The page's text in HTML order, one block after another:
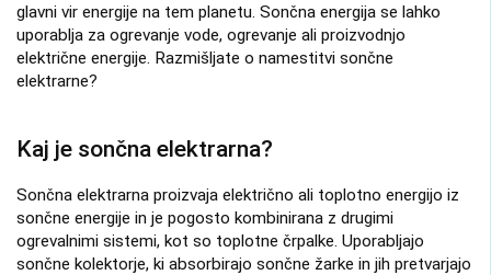
glavni vir energije na tem planetu. Sončna energija se lahko
uporablja za ogrevanje vode, ogrevanje ali proizvodnjo
električne energije. Razmišljate o namestitvi sončne
elektrarne?
Kaj je sončna elektrarna?
Sončna elektrarna proizvaja električno ali toplotno energijo iz
sončne energije in je pogosto kombinirana z drugimi
ogrevalnimi sistemi, kot so toplotne črpalke. Uporabljajo
sončne kolektorje, ki absorbirajo sončne žarke in jih pretvarjajo